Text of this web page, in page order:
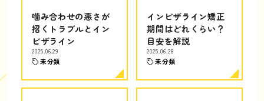
噛み合わせの悪さが
招くトラブルとイン
ビザライン
2025.06.29
未分類
インビザライン矯正
期間はどれくらい？
目安を解説
2025.06.28
未分類